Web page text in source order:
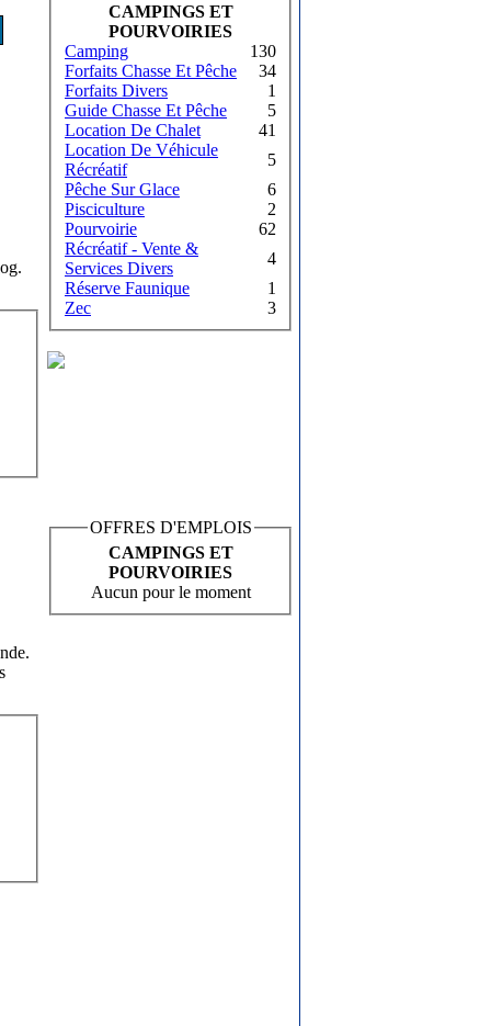
CAMPINGS ET
POURVOIRIES
Camping
130
Forfaits Chasse Et Pêche
34
Forfaits Divers
1
Guide Chasse Et Pêche
5
Location De Chalet
41
Location De Véhicule
Récréatif
5
Pêche Sur Glace
6
Pisciculture
2
Pourvoirie
62
Récréatif - Vente &
Services Divers
4
Réserve Faunique
1
Zec
3
OFFRES D'EMPLOIS
CAMPINGS ET
POURVOIRIES
Aucun pour le moment